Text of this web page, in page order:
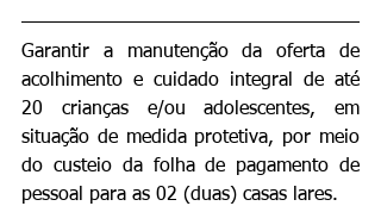
Garantir a manutenção da oferta de
acolhimento e cuidado integral de até
20 crianças e/ou adolescentes, em
situação de medida protetiva, por meio
do custeio da folha de pagamento de
pessoal para as 02 (duas) casas lares.